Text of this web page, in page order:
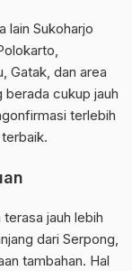
lain Sukoharjo
Gatak, dan area
berada cukup jauh
terlebih
jauh lebih
dari Serpong,
tambahan. Hal